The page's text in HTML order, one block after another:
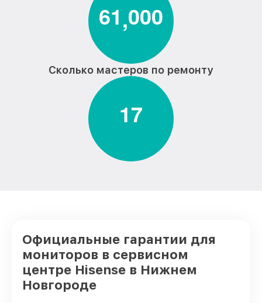
61,000
Сколько мастеров по ремонту
17
Официальные гарантии для
мониторов в сервисном
центре Hisense в Нижнем
Новгороде